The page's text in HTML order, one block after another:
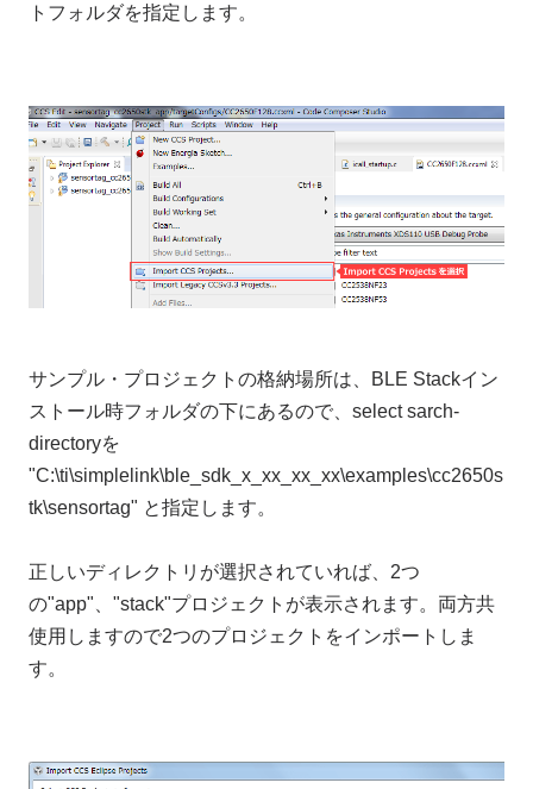
トフォルダを指定します。
サンプル・プロジェクトの格納場所は、BLE Stackイン
ストール時フォルダの下にあるので、select sarch-
directoryを
"C:\ti\simplelink\ble_sdk_x_xx_xx_xx\examples\cc2650s
tk\sensortag" と指定します。
正しいディレクトリが選択されていれば、2つ
の"app"、"stack"プロジェクトが表示されます。両方共
使用しますので2つのプロジェクトをインポートしま
す。